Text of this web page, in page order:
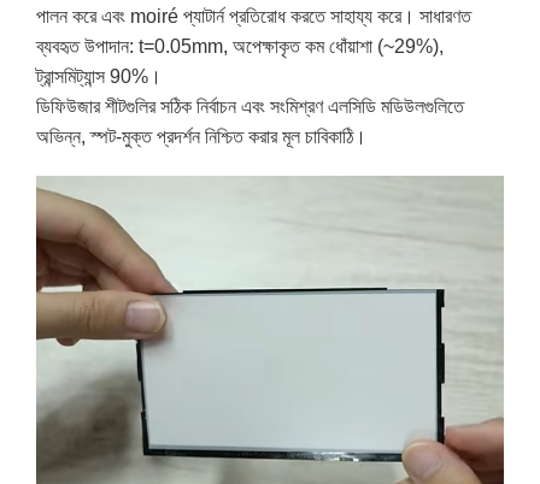
পালন করে এবং moiré প্যাটার্ন প্রতিরোধ করতে সাহায্য করে। সাধারণত
ব্যবহৃত উপাদান: t=0.05mm, অপেক্ষাকৃত কম ধোঁয়াশা (~29%),
ট্রান্সমিট্যান্স 90%।
ডিফিউজার শীটগুলির সঠিক নির্বাচন এবং সংমিশ্রণ এলসিডি মডিউলগুলিতে
অভিন্ন, স্পট-মুক্ত প্রদর্শন নিশ্চিত করার মূল চাবিকাঠি।